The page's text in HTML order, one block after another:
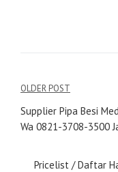
Navigasi
pos
OLDER POST
Supplier Pipa Besi
Wa 0821-3708-3500
Pricelist / Daftar